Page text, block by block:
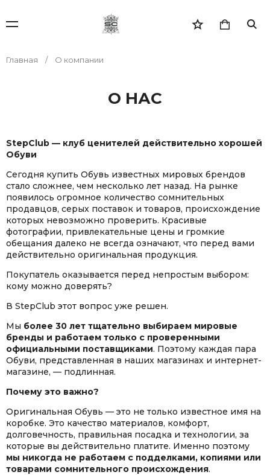
Главная О компании
О НАС
StepClub — клуб ценителей действительно хорошей
Обуви
Сегодня купить Обувь известных мировых брендов
стало сложнее, чем несколько лет назад. На рынке
появилось огромное количество сомнительных
продавцов, серых поставок и товаров, происхождение
которых невозможно проверить. Красивые
фотографии, привлекательные цены и громкие
обещания далеко не всегда означают, что перед вами
действительно оригинальная продукция.
Покупатель оказывается перед непростым выбором:
кому можно доверять?
В StepClub этот вопрос уже решен.
Мы более 30 лет тщательно выбираем мировые
бренды и работаем только с проверенными
официальными поставщиками. Поэтому каждая пара
Обуви, представленная в наших магазинах и интернет-
магазине, — подлинная.
Почему это важно?
Оригинальная Обувь — это не только известное имя на
коробке. Это качество материалов, комфорт,
долговечность, правильная посадка и технологии, за
которые вы действительно платите. Именно поэтому
мы никогда не работаем с подделками, копиями или
товарами сомнительного происхождения.